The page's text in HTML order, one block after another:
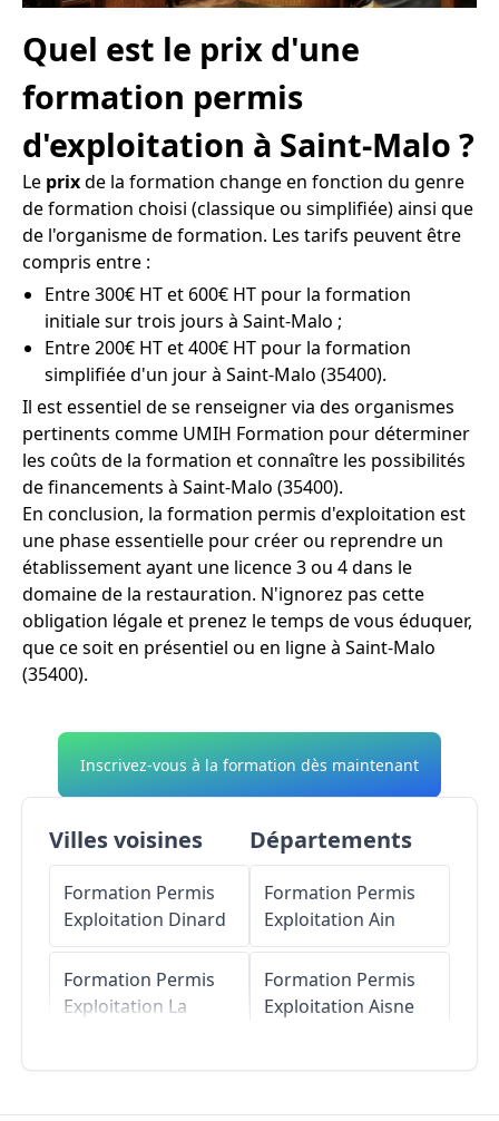
Quel est le prix d'une
formation permis
d'exploitation à Saint-Malo ?
Le prixde la formation change en fonction du genre
de formation choisi (classique ou simplifiée) ainsi que
de l'organisme de formation. Les tarifs peuvent être
compris entre :
Entre 300€ HT et 600€ HT pour la formation
initiale sur trois jours à Saint-Malo ;
Entre 200€ HT et 400€ HT pour la formation
simplifiée d'un jour à Saint-Malo (35400).
Il est essentiel de se renseigner via des organismes
pertinents comme UMIH Formation pour déterminer
les coûts de la formation et connaître les possibilités
de financements à Saint-Malo (35400).
En conclusion, la formation permis d'exploitation est
une phase essentielle pour créer ou reprendre un
établissement ayant une licence 3 ou 4 dans le
domaine de la restauration. N'ignorez pas cette
obligation légale et prenez le temps de vous éduquer,
que ce soit en présentiel ou en ligne à Saint-Malo
(35400).
Inscrivez-vous à la formation dès maintenant
Villes voisines
Formation Permis
Exploitation Dinard
Formation Permis
Exploitation La
Départements
Formation Permis
Exploitation Ain
Formation Permis
Exploitation Aisne
Formation Permis